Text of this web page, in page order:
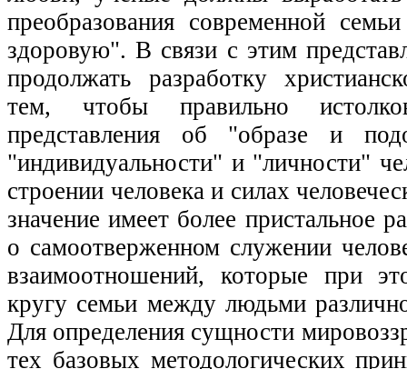
преобразования современной
здоровую". В связи с этим
продолжать разработку
тем, чтобы правильно
представления об "образе и
"индивидуальности" и "личности"
строении человека и силах
значение имеет более пристальное
о самоотверженном служении
взаимоотношений, которые при
кругу семьи между людьми
Для определения сущности
тех базовых методологических